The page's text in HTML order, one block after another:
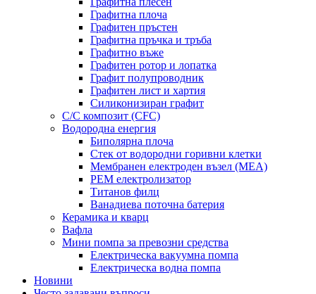
Графитна плоча
Графитен пръстен
Графитна пръчка и тръба
Графитно въже
Графитен ротор и лопатка
Графит полупроводник
Графитен лист и хартия
Силиконизиран графит
C/C композит (CFC)
Водородна енергия
Биполярна плоча
Стек от водородни горивни клетки
Мембранен електроден възел (MEA)
PEM електролизатор
Титанов филц
Ванадиева поточна батерия
Керамика и кварц
Вафла
Мини помпа за превозни средства
Електрическа вакуумна помпа
Електрическа водна помпа
Новини